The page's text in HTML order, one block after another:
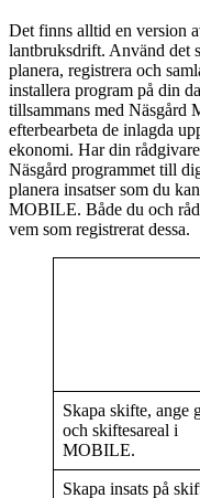
Det finns alltid en version
lantbruksdrift. Använd det
planera, registrera och
installera program på din
tillsammans med Näsgård
efterbearbeta de inlagda
ekonomi. Har din
Näsgård programmet till
planera insatser som du
MOBILE. Både du och
vem som registrerat dessa.
Skapa skifte, ange
och skiftesareal i
MOBILE.
Skapa insats på